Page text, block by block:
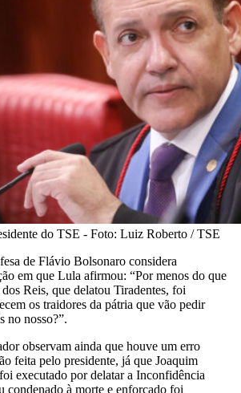
do TSE - Foto: Luiz Roberto / TSE
de Flávio Bolsonaro considera
em que Lula afirmou: “Por menos do que
Reis, que delatou Tiradentes, foi
os traidores da pátria que vão pedir
no nosso?”.
observam ainda que houve um erro
feita pelo presidente, já que Joaquim
executado por delatar a Inconfidência
condenado à morte e enforcado foi